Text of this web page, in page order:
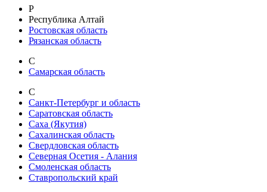
Р
Республика Алтай
Ростовская область
Рязанская область
С
Самарская область
С
Санкт-Петербург и область
Саратовская область
Саха (Якутия)
Сахалинская область
Свердловская область
Северная Осетия - Алания
Смоленская область
Ставропольский край